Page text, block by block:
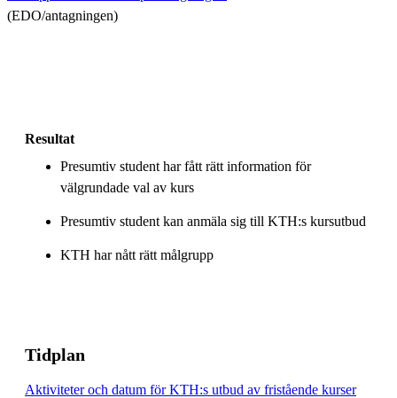
(EDO/antagningen)
Resultat
Presumtiv student har fått rätt information för
välgrundade val av kurs
Presumtiv student kan anmäla sig till KTH:s kursutbud
KTH har nått rätt målgrupp
Tidplan
Aktiviteter och datum för KTH:s utbud av fristående kurser